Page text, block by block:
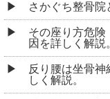
さかぐち整骨院
その座り方危険
因を詳しく解説
反り腰は坐骨
しく解説。